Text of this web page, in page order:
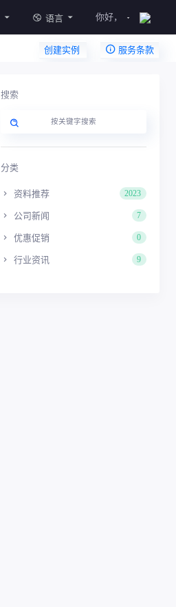
语言 你好，
创建实例
服务条款
搜索
分类
资料推荐 2023
公司新闻 7
优惠促销 0
行业资讯 9